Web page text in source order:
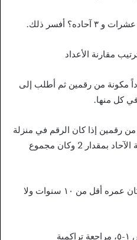
مقارنة الأعداد
مكونة من رقمين ثم أطلب إلى
كل منها.
رقمين إذا كان الرقم في منزلة
العشرات أكبر من الرقم في منزلة الآحاد بمقدار 2 وكان مجموع
عمر أحمد أكثر من ٧ سنوات إذا كان عمره أقل من ١٠ سنوات ولا